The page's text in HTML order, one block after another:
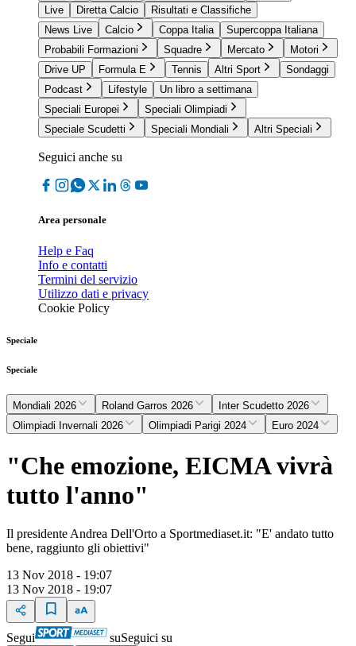
Live
Diretta Calcio
Risultati e Classifiche
News Live
Calcio Coppa Italia
Supercoppa Italiana
Probabili Formazioni
Squadre Mercato
Motori
Drive UP
Formula E Tennis Altri Sport
Sondaggi
Podcast
Lifestyle
Un libro a settimana
Speciali Europei
Speciali Olimpiadi
Speciale Scudetti
Speciali Mondiali Altri Speciali
Seguici anche su
Area personale
Help e Faq
Info e contatti
Termini del servizio
Utilizzo dati e privacy
Cookie Policy
Speciale
Speciale
Mondiali 2026 Roland Garros 2026
Inter Scudetto 2026
Olimpiadi Invernali 2026
Olimpiadi Parigi 2024 Euro 2024
"Che emozione, EICMA vivrà
tutto l'anno"
Il presidente Andrea Dell'Orto a Sportmediaset.it: "E' andato tutto
bene, raggiunto gli obiettivi"
13 Nov 2018 - 19:07
13 Nov 2018 - 19:07
Segui suSeguici su